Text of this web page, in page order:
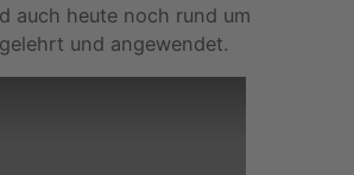
auch heute noch rund um
und angewendet.